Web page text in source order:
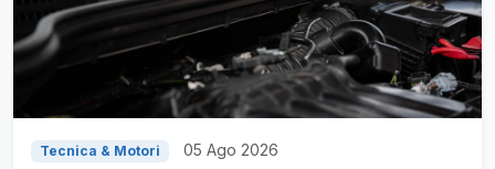
Tecnica & Motori 05 Ago 2026